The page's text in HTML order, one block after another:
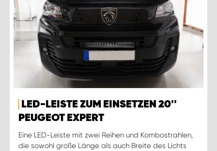
LED-LEISTE ZUM EINSETZEN 20''
PEUGEOT EXPERT
Eine LED-Leiste mit zwei Reihen und Kombostrahlen,
die sowohl große Länge als auch Breite des Lichts